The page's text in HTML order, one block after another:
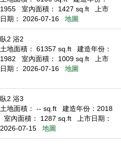
1955
室內面積： 1427 sq.ft
上市
日期： 2026-07-16
地圖
臥2 浴2
土地面積： 61357 sq.ft
建造年份：
1982
室內面積： 1009 sq.ft
上市
日期： 2026-07-16
地圖
臥2 浴3
土地面積： -- sq.ft
建造年份：2018
室內面積： 1287 sq.ft
上市日期：
2026-07-15
地圖